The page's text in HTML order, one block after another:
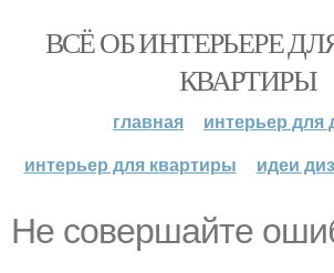
ВСЁ ОБ ИНТЕРЬЕРЕ
КВАРТИРЫ
главная
интерьер для
интерьер для квартиры
идеи
Не совершайте